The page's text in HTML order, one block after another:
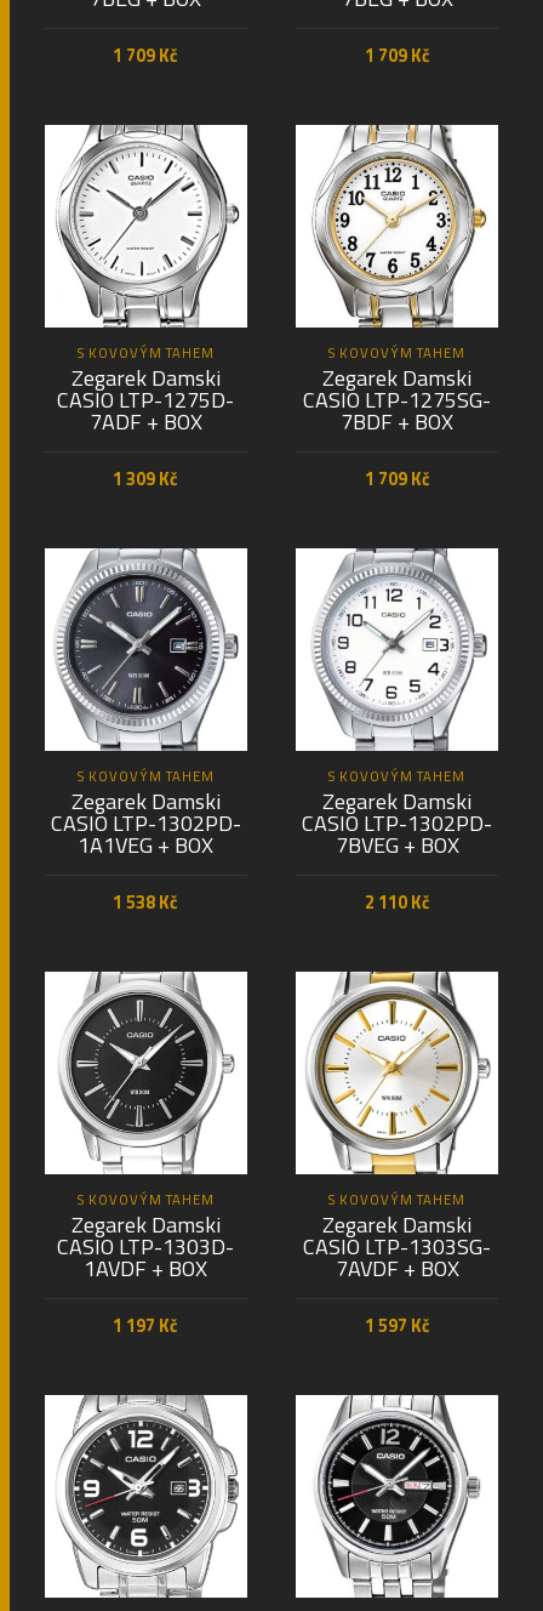
1 709Kč 1 709Kč
S KOVOVÝM TAHEM
Zegarek Damski
CASIO LTP-1275D-
7ADF + BOX
1 309Kč
S KOVOVÝM TAHEM
Zegarek Damski
CASIO LTP-1275SG-
7BDF + BOX
1 709Kč
S KOVOVÝM TAHEM
Zegarek Damski
CASIO LTP-1302PD-
1A1VEG + BOX
1 538Kč
S KOVOVÝM TAHEM
Zegarek Damski
CASIO LTP-1302PD-
7BVEG + BOX
2 110Kč
S KOVOVÝM TAHEM
Zegarek Damski
CASIO LTP-1303D-
1AVDF + BOX
1 197 Kč
S KOVOVÝM TAHEM
Zegarek Damski
CASIO LTP-1303SG-
7AVDF + BOX
1 597 Kč